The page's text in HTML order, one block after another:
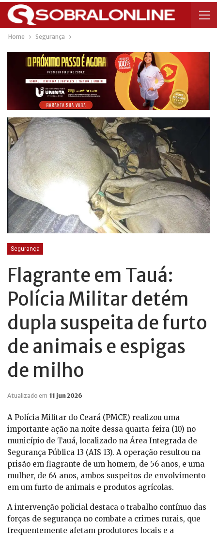
Home Segurança
Segurança
Flagrante em Tauá:
Polícia Militar detém
dupla suspeita de furto
de animais e espigas
de milho
Atualizado em 11 jun 2026
A Polícia Militar do Ceará (PMCE) realizou uma
importante ação na noite dessa quarta-feira (10) no
município de Tauá, localizado na Área Integrada de
Segurança Pública 13 (AIS 13). A operação resultou na
prisão em flagrante de um homem, de 56 anos, e uma
mulher, de 64 anos, ambos suspeitos de envolvimento
em um furto de animais e produtos agrícolas.
A intervenção policial destaca o trabalho contínuo das
forças de segurança no combate a crimes rurais, que
frequentemente afetam produtores locais e a